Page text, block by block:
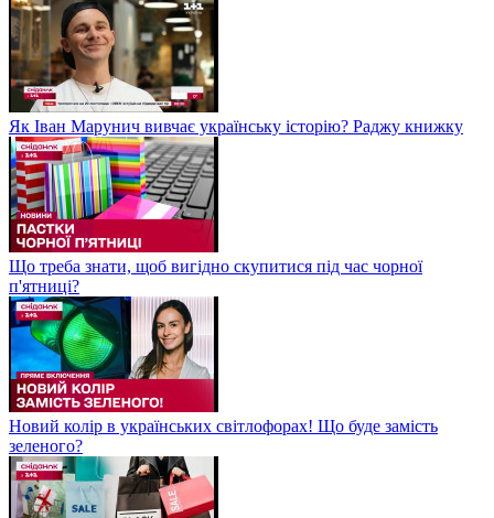
Як Іван Марунич вивчає українську історію? Раджу книжку
Що треба знати, щоб вигідно скупитися під час чорної
п'ятниці?
Новий колір в українських світлофорах! Що буде замість
зеленого?